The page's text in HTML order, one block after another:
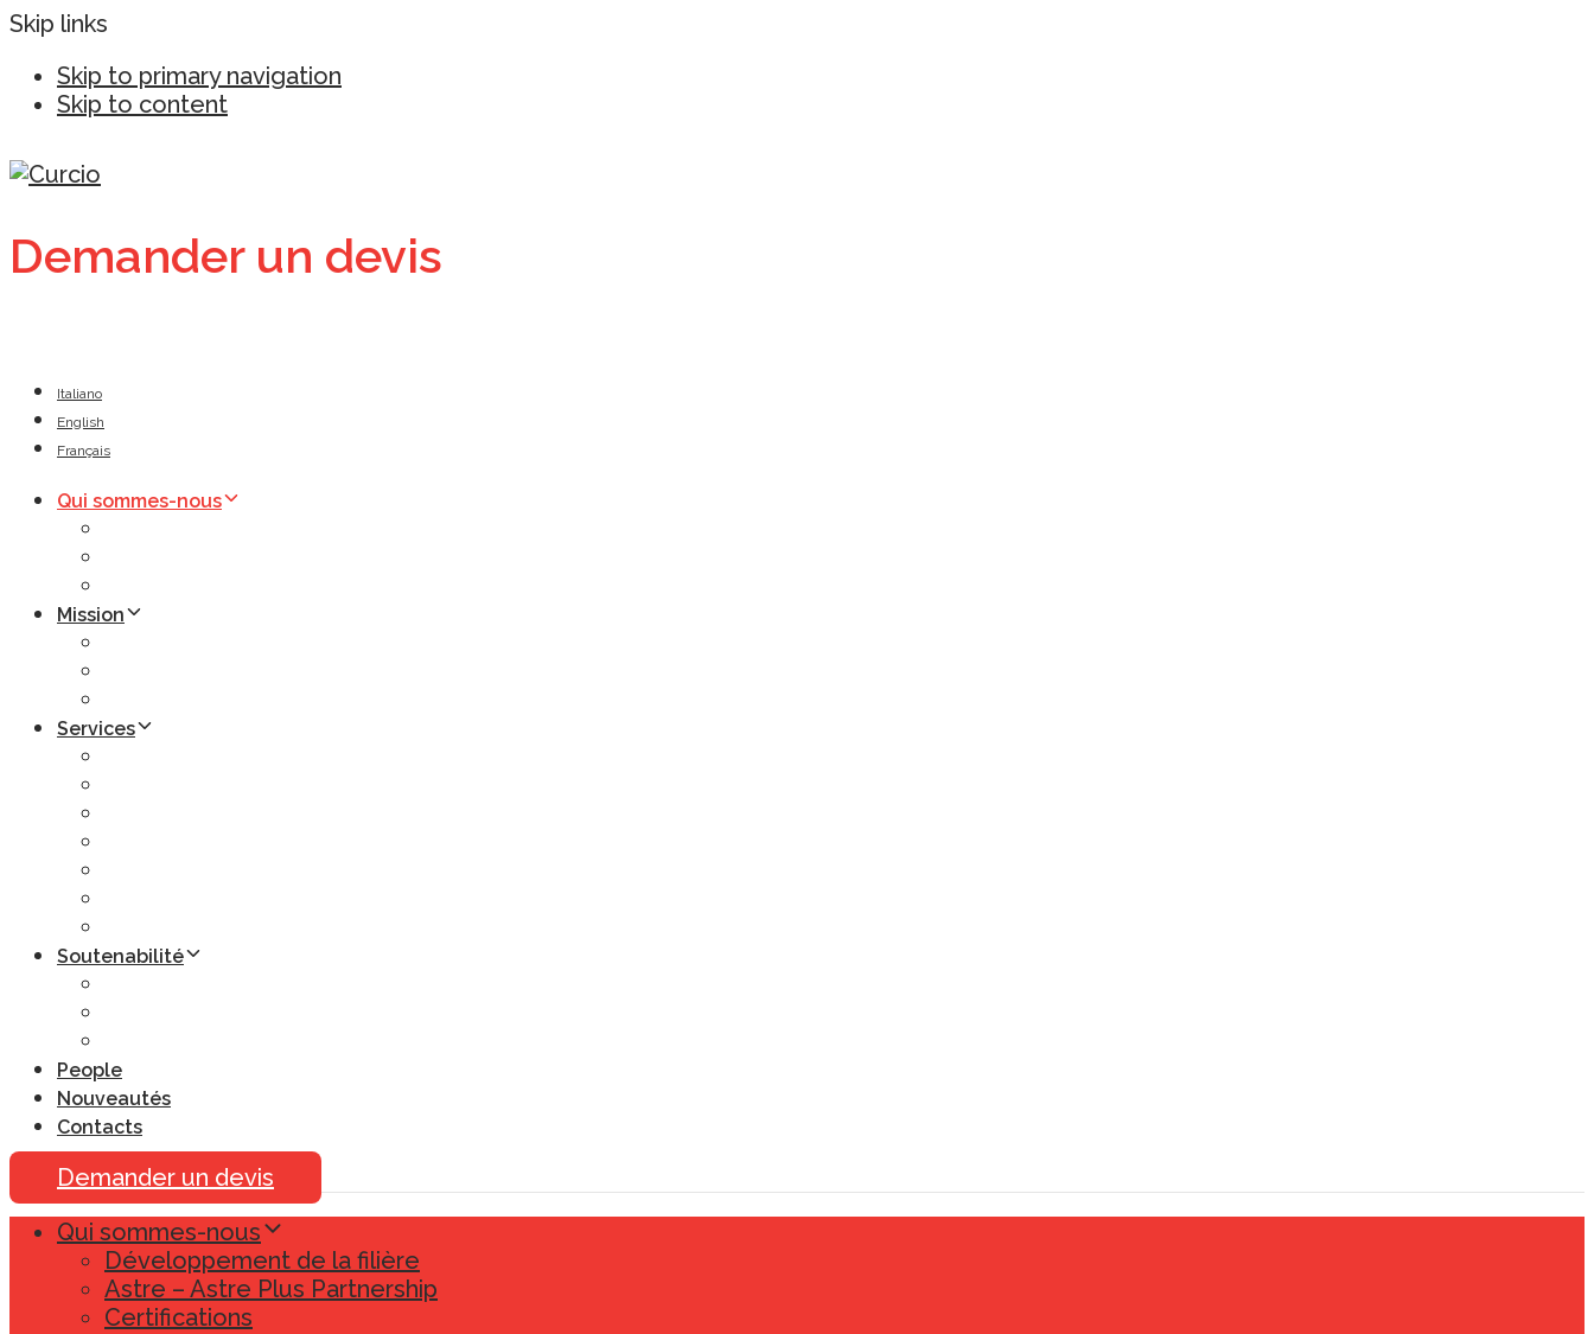
Skip links
Skip to primary navigation
Skip to content
Demander un devis
Italiano
English
Français
Qui sommes-nous
Mission
Services
Soutenabilité
People
Nouveautés
Contacts
Demander un devis
Qui sommes-nous
Développement de la filière
Astre – Astre Plus Partnership
Certifications